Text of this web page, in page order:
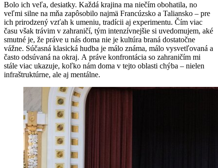
Bolo ich veľa, desiatky. Každá krajina ma niečím obohatila, no
veľmi silne na mňa zapôsobilo najmä Francúzsko a Taliansko – pre
ich prirodzený vzťah k umeniu, tradícii aj experimentu. Čím viac
času však trávim v zahraničí, tým intenzívnejšie si uvedomujem, aké
smutné je, že práve u nás doma nie je kultúra braná dostatočne
vážne. Súčasná klasická hudba je málo známa, málo vysvetľovaná a
často odsúvaná na okraj. A práve konfrontácia so zahraničím mi
stále viac ukazuje, koľko nám doma v tejto oblasti chýba – nielen
infraštruktúrne, ale aj mentálne.